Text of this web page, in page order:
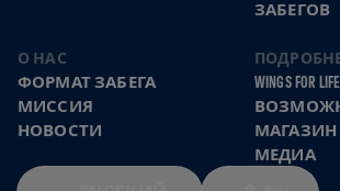
ЗАБЕГОВ
О НАС
ФОРМАТ ЗАБЕГА
МИССИЯ
НОВОСТИ
WINGS FOR LIFE
МАГАЗИН
МЕДИА